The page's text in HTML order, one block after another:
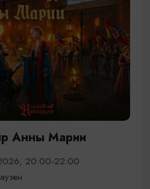
Анны Марии
20:00-22:00